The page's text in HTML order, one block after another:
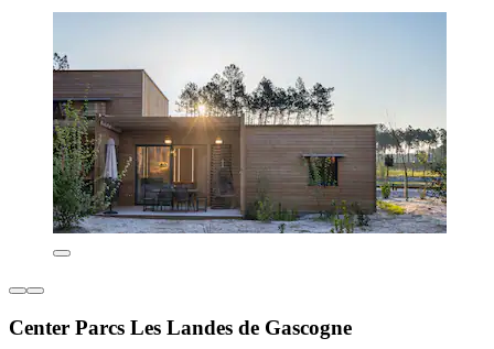
Center Parcs Les Landes de Gascogne